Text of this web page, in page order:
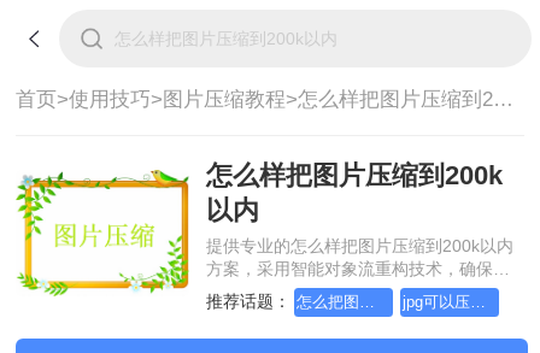
首页>使用技巧>图片压缩教程> 怎么样把图片压缩到200k以内
怎么样把图片压缩到200k
以内
提供专业的怎么样把图片压缩到200k以内
方案，采用智能对象流重构技术，确保文
档1:1高保真还原且排版不乱码。支持一键
批量处理，全链路 SSL 加密保障隐私安
全。助您快速实现怎么样把图片压缩到
推荐话题：